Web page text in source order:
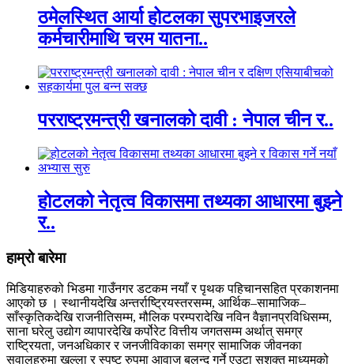
ठमेलस्थित आर्या होटलका सुपरभाइजरले
कर्मचारीमाथि चरम यातना..
परराष्ट्रमन्त्री खनालको दावी : नेपाल चीन र..
होटलको नेतृत्व विकासमा तथ्यका आधारमा बुझ्ने
र..
हाम्रो बारेमा
मिडियाहरुको भिडमा गाउँनगर डटकम नयाँ र पृथक पहिचानसहित प्रकाशनमा
आएको छ । स्थानीयदेखि अन्तर्राष्ट्रियस्तरसम्म, आर्थिक–सामाजिक–
साँस्कृतिकदेखि राजनीतिसम्म, मौलिक परम्परादेखि नविन वैज्ञानप्रविधिसम्म,
साना घरेलु उद्योग व्यापारदेखि कर्पोरेट वित्तीय जगतसम्म अर्थात् समग्र
राष्ट्रियता, जनअधिकार र जनजीविकाका समग्र सामाजिक जीवनका
सवालहरुमा खुल्ला र स्पष्ट रुपमा आवाज बुलन्द गर्ने एउटा सशक्त माध्यमको